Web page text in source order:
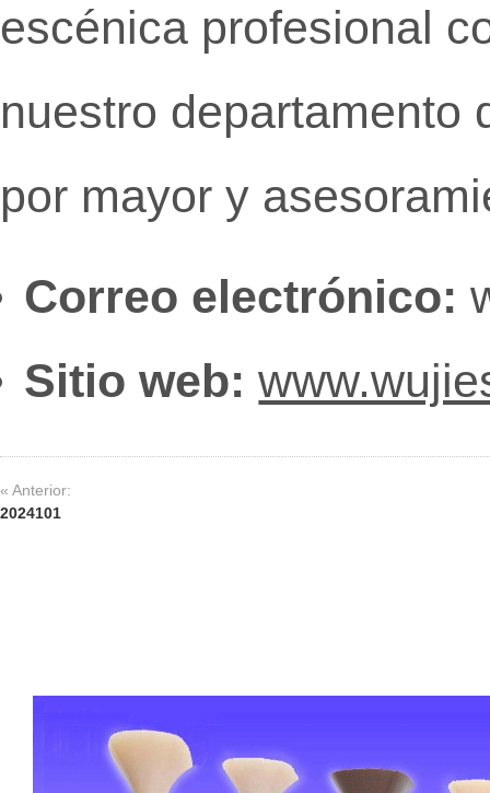
escénica profesional
nuestro departamento
por mayor y
Correo electrónico:
Sitio web:
« Anterior:
2024101